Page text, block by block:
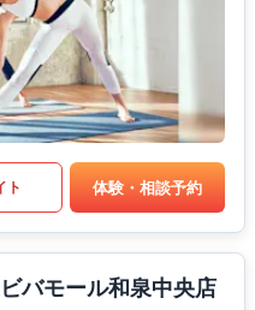
ト 体験・相談予約
バモール和泉中央店